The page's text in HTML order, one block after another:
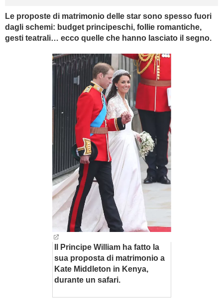
CAPELLI
Le proposte di matrimonio delle star sono spesso fuori
dagli schemi: budget principeschi, follie romantiche,
gesti teatrali… ecco quelle che hanno lasciato il segno.
Il Principe William ha fatto la
sua proposta di matrimonio a
Kate Middleton in Kenya,
durante un safari.